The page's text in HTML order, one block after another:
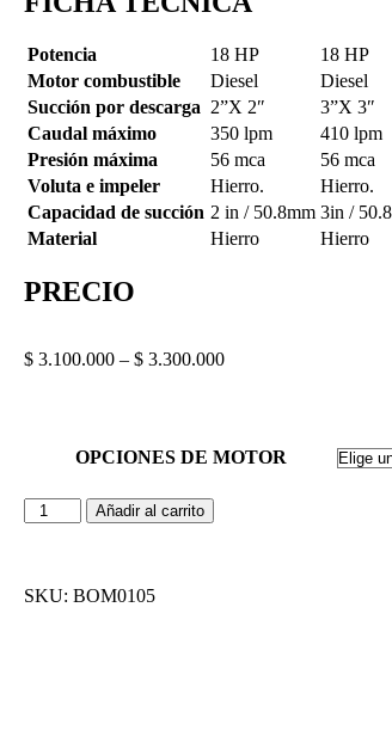
Potencia 18 HP
18 HP
Motor combustible
Diesel
Diesel
Succión por descarga 2”X 2″
3”X 3″
Caudal máximo
350 lpm
410 lpm
Presión máxima
56 mca
56 mca
Voluta e impeler
Hierro.
Hierro.
Capacidad de succión 2 in / 50.8mm 3in /
Material
Hierro Hierro
PRECIO
$ 3.100.000 – $ 3.300.000
OPCIONES DE MOTOR
Añadir al carrito
SKU: BOM0105